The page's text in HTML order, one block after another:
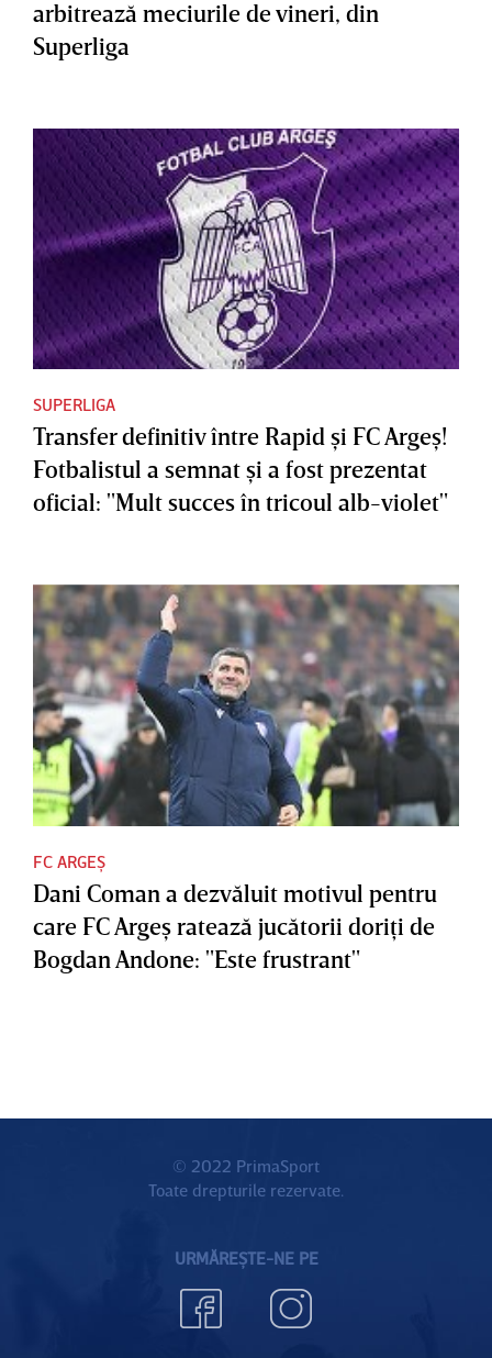
arbitrează meciurile de vineri, din
Superliga
SUPERLIGA
Transfer definitiv între Rapid şi FC Argeş!
Fotbalistul a semnat şi a fost prezentat
oficial: "Mult succes în tricoul alb-violet"
FC ARGEȘ
Dani Coman a dezvăluit motivul pentru
care FC Argeş ratează jucătorii doriţi de
Bogdan Andone: "Este frustrant"
© 2022 PrimaSport
Toate drepturile rezervate.
URMĂREȘTE-NE PE